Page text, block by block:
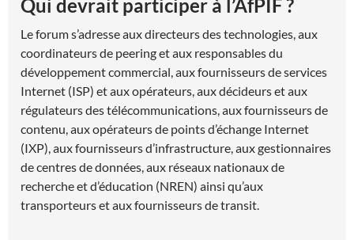
Qui devrait participer à l’AfPIF ?
Le forum s’adresse aux directeurs des technologies, aux
coordinateurs de peering et aux responsables du
développement commercial, aux fournisseurs de services
Internet (ISP) et aux opérateurs, aux décideurs et aux
régulateurs des télécommunications, aux fournisseurs de
contenu, aux opérateurs de points d’échange Internet
(IXP), aux fournisseurs d’infrastructure, aux gestionnaires
de centres de données, aux réseaux nationaux de
recherche et d’éducation (NREN) ainsi qu’aux
transporteurs et aux fournisseurs de transit.